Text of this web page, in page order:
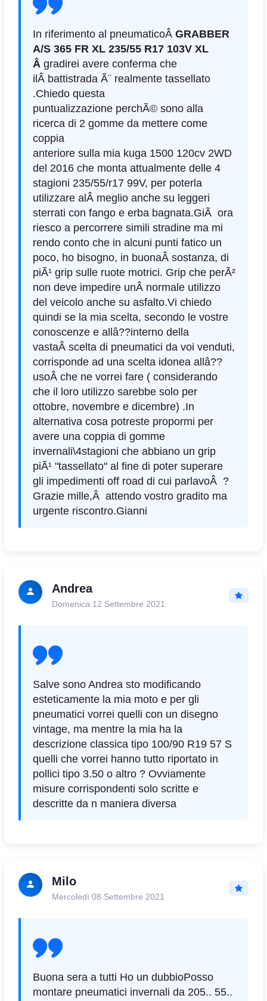
In riferimento al pneumaticoÂGRABBER
A/S 365 FR XL 235/55 R17 103V XL
Âgradirei avere conferma che
ilÂ battistrada Ã¨ realmente tassellato
.Chiedo questa
puntualizzazione perchÃ© sono alla
ricerca di 2 gomme da mettere come
coppia
anteriore sulla mia kuga 1500 120cv 2WD
del 2016 che monta attualmente delle 4
stagioni 235/55/r17 99V, per poterla
utilizzare alÂ meglio anche su leggeri
sterrati con fango e erba bagnata.GiÃ ora
riesco a percorrere simili stradine ma mi
rendo conto che in alcuni punti fatico un
poco, ho bisogno, in buonaÂsostanza, di
piÃ¹ grip sulle ruote motrici. Grip che perÃ²
non deve impedire unÂ normale utilizzo
del veicolo anche su asfalto.Vi chiedo
quindi se la mia scelta, secondo le vostre
conoscenze e allâ??interno della
vastaÂ scelta di pneumatici da voi venduti,
corrisponde ad una scelta idonea allâ??
usoÂ che ne vorrei fare ( considerando
che il loro utilizzo sarebbe solo per
ottobre, novembre e dicembre) .In
alternativa cosa potreste propormi per
avere una coppia di gomme
invernali\4stagioni che abbiano un grip
piÃ¹ "tassellato" al fine di poter superare
gli impedimenti off road di cui parlavoÂ ?
Grazie mille,Â attendo vostro gradito ma
urgente riscontro.Gianni
Andrea
Domenica 12 Settembre 2021
Salve sono Andrea sto modificando
esteticamente la mia moto e per gli
pneumatici vorrei quelli con un disegno
vintage, ma mentre la mia ha la
descrizione classica tipo 100/90 R19 57 S
quelli che vorrei hanno tutto riportato in
pollici tipo 3.50 o altro ? Ovviamente
misure corrispondenti solo scritte e
descritte da n maniera diversa
Milo
Mercoledì 08 Settembre 2021
Buona sera a tutti Ho un dubbioPosso
montare pneumatici invernali da 205.. 55..